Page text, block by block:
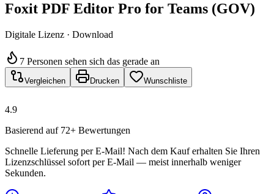
Foxit PDF Editor Pro for Teams (GOV)
Digitale Lizenz · Download
7 Personen sehen sich das gerade an
Vergleichen Drucken Wunschliste
4.9
Basierend auf 72+ Bewertungen
Schnelle Lieferung per E-Mail! Nach dem Kauf erhalten Sie Ihren
Lizenzschlüssel sofort per E-Mail — meist innerhalb weniger
Sekunden.